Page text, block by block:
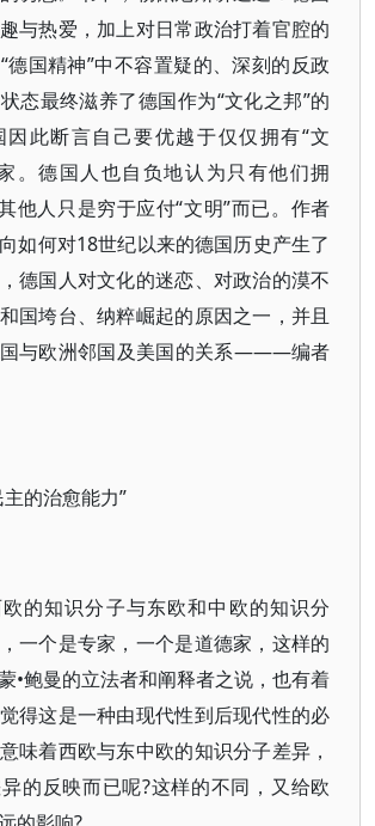
与热爱，加上对日常政治打着官腔的
德国精神”中不容置疑的、深刻的反政
态最终滋养了德国作为“文化之邦”的
因此断言自己要优越于仅仅拥有“文
。德国人也自负地认为只有他们拥
他人只是穷于应付“文明”而已。作者
如何对18世纪以来的德国历史产生了
德国人对文化的迷恋、对政治的漠不
国垮台、纳粹崛起的原因之一，并且
与欧洲邻国及美国的关系———编者
的治愈能力”
的知识分子与东欧和中欧的知识分
一个是专家，一个是道德家，这样的
•鲍曼的立法者和阐释者之说，也有着
得这是一种由现代性到后现代性的必
味着西欧与东中欧的知识分子差异，
的反映而已呢?这样的不同，又给欧